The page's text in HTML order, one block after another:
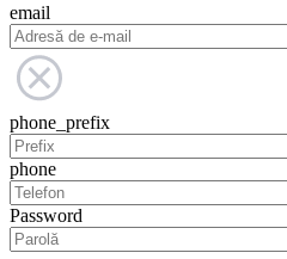
email
phone_prefix
phone
Password